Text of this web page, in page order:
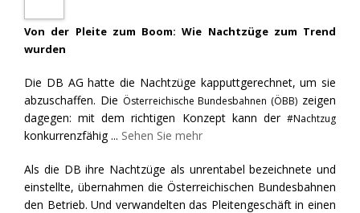
Von der Pleite zum Boom: Wie Nachtzüge zum Trend
wurden
Die DB AG hatte die Nachtzüge kapputtgerechnet, um sie
abzuschaffen. Die Österreichische Bundesbahnen (ÖBB) zeigen
dagegen: mit dem richtigen Konzept kann der #Nachtzug
konkurrenzfähig ... Sehen Sie mehr
Als die DB ihre Nachtzüge als unrentabel bezeichnete und
einstellte, übernahmen die Österreichischen Bundesbahnen
den Betrieb. Und verwandelten das Pleitengeschäft in einen